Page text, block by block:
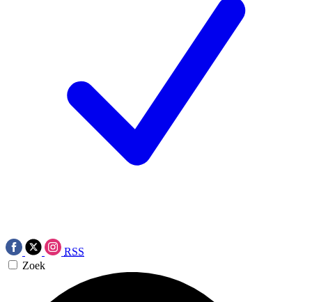
RSS
Zoek